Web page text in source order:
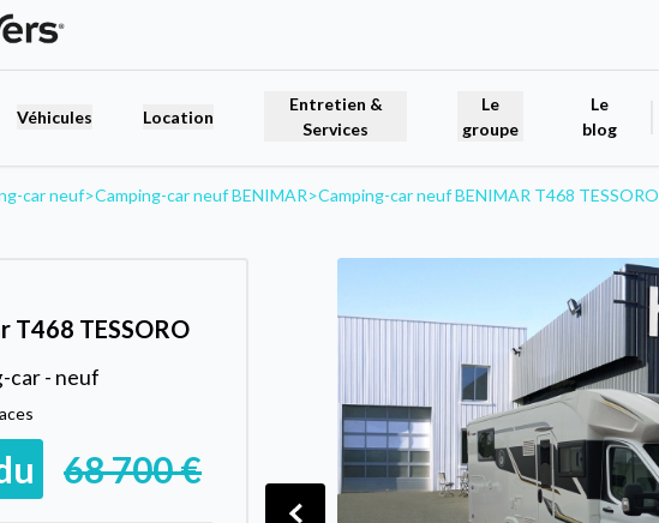
Véhicules Location
Entretien &
Services
Le
groupe
Le
blog
car neuf>Camping-car neuf BENIMAR>Camping-car neuf BENIMAR T468 TESSORO
T468 TESSORO
car - neuf
68 700 €